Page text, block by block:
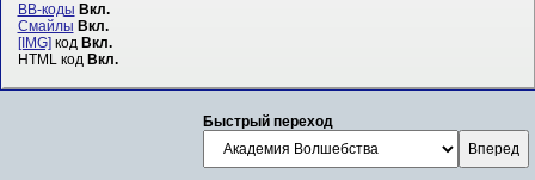
BB-коды Вкл.
Смайлы Вкл.
[IMG] код Вкл.
HTML код Вкл.
Быстрый переход